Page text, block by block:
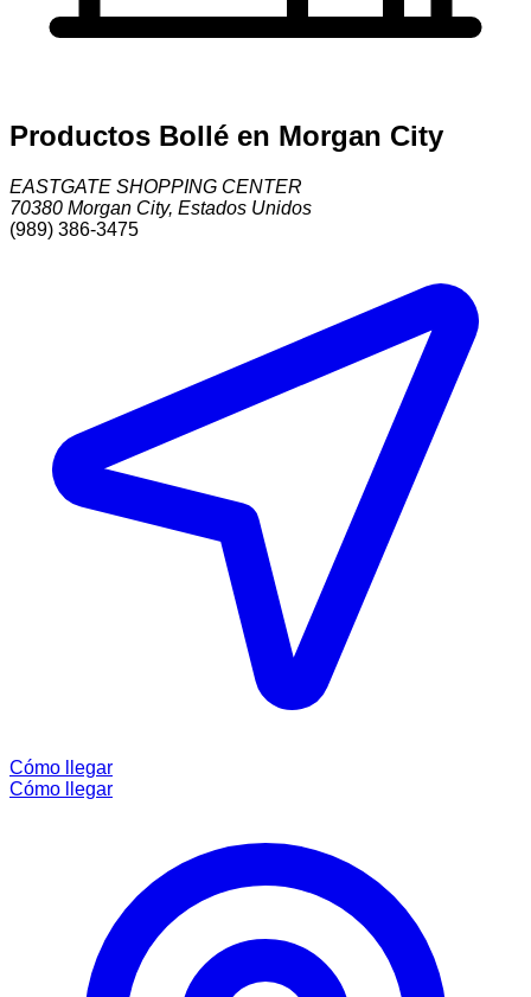
Productos Bollé en Morgan City
EASTGATE SHOPPING CENTER
70380 Morgan City, Estados Unidos
(989) 386-3475
Cómo llegar
Cómo llegar